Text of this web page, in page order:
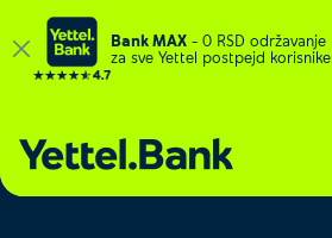
Bank MAX – 0 RSD održavanje
za sve Yettel postpejd korisnike